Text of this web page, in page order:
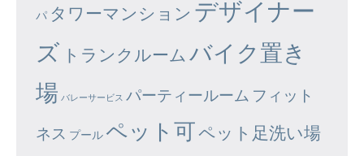
パ タワーマンション デザイナー
ズ トランクルーム バイク置き
場 バレーサービス パーティールーム フィット
ネス プール ペット可ペット足洗い場